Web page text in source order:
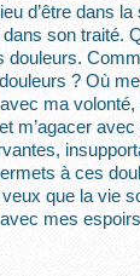
d’être dans la
son traité.
douleurs.
? Où
ma
m’agacer
à ces
que la vie
mes